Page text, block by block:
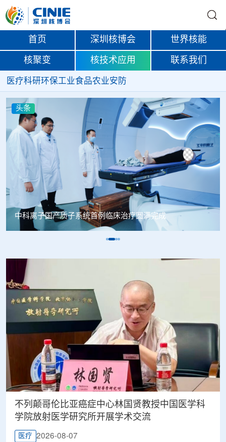
首页 深圳核博会 世界核能
核聚变 核技术应用 联系我们
医疗科研环保工业食品农业安防
头条
韩国忠清北道上半年农水产品放射性检测结果达标
不列颠哥伦比亚癌症中心林国贤教授中国医学科
学院放射医学研究所开展学术交流
医疗 2026-08-07